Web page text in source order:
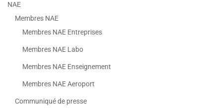
NAE
Membres NAE
Membres NAE Entreprises
Membres NAE Labo
Membres NAE Enseignement
Membres NAE Aeroport
Communiqué de presse